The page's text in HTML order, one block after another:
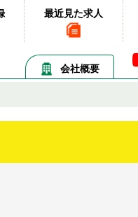
最近見た求人
会社概要